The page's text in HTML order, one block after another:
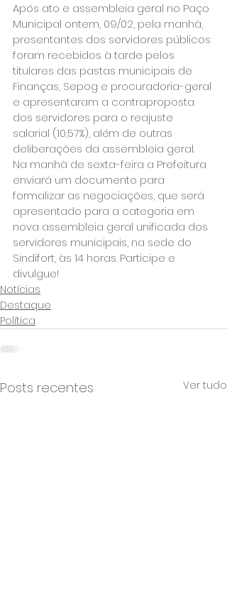
Após ato e assembleia geral no Paço
Municipal ontem, 09/02, pela manhã,
presentantes dos servidores públicos
foram recebidos à tarde pelos
titulares das pastas municipais de
Finanças, Sepog e procuradoria-geral
e apresentaram a contraproposta
dos servidores para o reajuste
salarial (10,57%), além de outras
deliberações da assembleia geral.
Na manhã de sexta-feira a Prefeitura
enviará um documento para
formalizar as negociações, que será
apresentado para a categoria em
nova assembleia geral unificada dos
servidores municipais, na sede do
Sindifort, às 14 horas. Participe e
divulgue!
Notícias
Destaque
Política
Posts recentes Ver tudo